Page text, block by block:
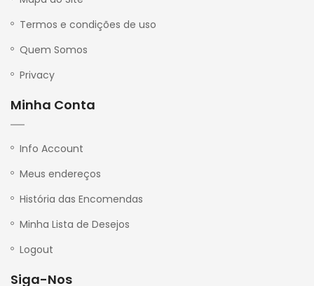
Termos e condições de uso
Quem Somos
Privacy
Minha Conta
Info Account
Meus endereços
História das Encomendas
Minha Lista de Desejos
Logout
Siga-Nos